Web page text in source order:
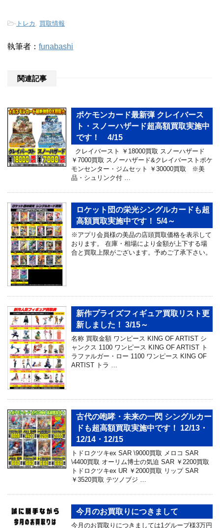
- トレカ 買取情報
執筆者： funabashi
関連記事
ポケモンカード最新弾 クレイバース
ト・スノーハザード超高額買取実施中
です！ 4/15
クレイバースト ￥18000買取 スノーハザード
￥7000買取 スノーハザード&クレイバーストポケ
モンセンター・ジムセット ￥30000買取 ※美
品・シュリンク付 …
ロケット団の栄光シングルカードも超
高額買取実施中です！ 5/4～
※アプリ会員様の美品の店頭買取価格を表示して
おります。 在庫・相場により金額が上下する場
合と買取上限がございます。予めご了承下さい。
新作プライズフィギュア買取リスト更
新しました！ 3/15～
名称 買取金額 ワンピース KING OF ARTIST シ
ャンクス 1100 ワンピース KING OF ARTIST ト
ラファルガー・ロー 1100 ワンピース KING OF
ARTIST トラ …
古代の咆哮・未来の一閃 シングルカー
ドも超高額買取実施中です！ 12/13・
12/14・12/15
トドロクツキex SAR \9000買取 メロコ SAR
\4400買取 オーリム博士の気迫 SAR ￥2200買取
トドロクツキex UR ￥2000買取 リップ SAR
￥3520買取 テツノブジ …
今月のお買取りにつきまして
今月のお買取りにつきましては1グループ様3万円